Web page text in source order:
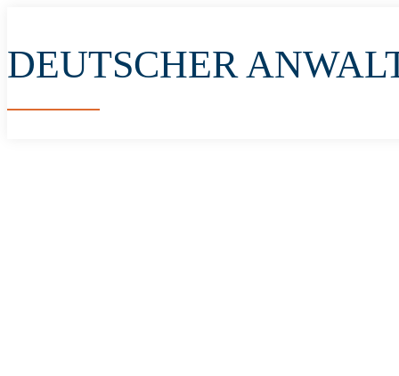
DEUTSCHER